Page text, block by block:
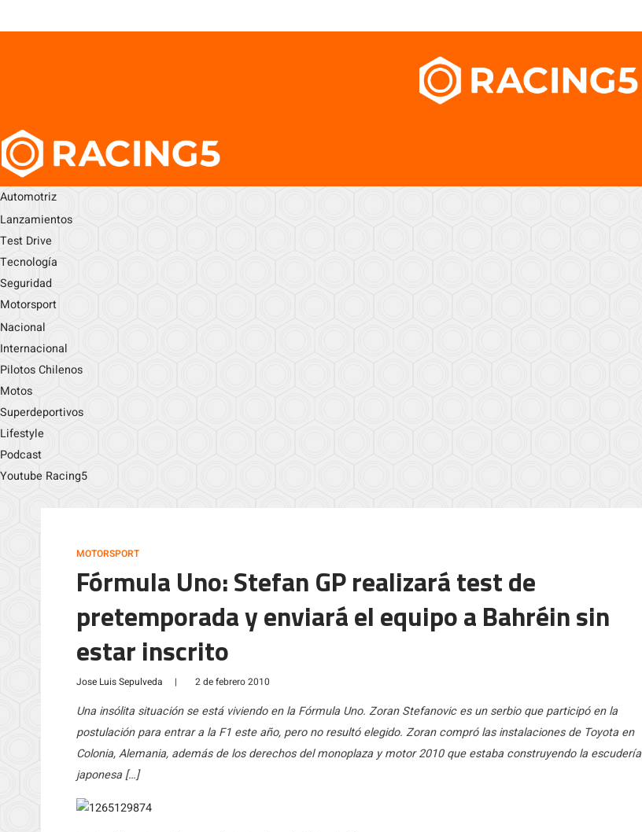
Automotriz
Lanzamientos
Test Drive
Tecnología
Seguridad
Motorsport
Nacional
Internacional
Pilotos Chilenos
Motos
Superdeportivos
Lifestyle
Podcast
Youtube Racing5
MOTORSPORT
Fórmula Uno: Stefan GP realizará test de
pretemporada y enviará el equipo a Bahréin sin
estar inscrito
Jose Luis Sepulveda | 2 de febrero 2010
Una insólita situación se está viviendo en la Fórmula Uno. Zoran Stefanovic es un serbio que participó en la
postulación para entrar a la F1 este año, pero no resultó elegido. Zoran compró las instalaciones de Toyota en
Colonia, Alemania, además de los derechos del monoplaza y motor 2010 que estaba construyendo la escudería
japonesa […]